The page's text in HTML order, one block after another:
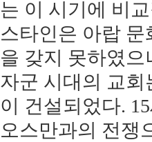
는 이 시기에 비
스타인은 아랍
을 갖지 못하였
자군 시대의 교
이 건설되었다.
오스만과의 전쟁